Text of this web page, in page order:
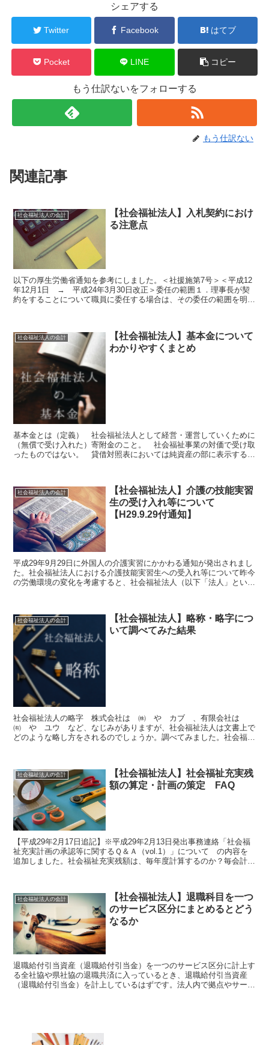
シェアする
Twitter Facebook はてブ
Pocket LINE コピー
もう仕訳ないをフォローする
もう仕訳ない
関連記事
社会福祉法人の会計
【社会福祉法人】入札契約におけ
る注意点
以下の厚生労働省通知を参考にしました。＜社援施第7号＞＜平成12
年12月1日 → 平成24年3月30日改正＞委任の範囲１．理事長が契
約をすることについて職員に委任する場合は、その委任の範囲を明確
社会福祉法人の会計
【社会福祉法人】基本金について
わかりやすくまとめ
基本金とは（定義） 社会福祉法人として経営・運営していくために
（無償で受け入れた）寄附金のこと。 社会福祉事業の対価で受け取
ったものではない。 貸借対照表においては純資産の部に表示する。
社会福祉法人の会計
【社会福祉法人】介護の技能実習
生の受け入れ等について
【H29.9.29付通知】
平成29年9月29日に外国人の介護実習にかかわる通知が発出されまし
た。社会福祉法人における介護技能実習生への受入れ等について昨今
の労働環境の変化を考慮すると、社会福祉法人（以下「法人」とい
社会福祉法人の会計
【社会福祉法人】略称・略字につ
いて調べてみた結果
社会福祉法人の略字 株式会社は ㈱ や カブ 、有限会社は
㈲ や ユウ など、なじみがありますが、社会福祉法人は文書上で
どのような略し方をされるのでしょうか。調べてみました。社会福祉
社会福祉法人の会計
【社会福祉法人】社会福祉充実残
額の算定・計画の策定 FAQ
【平成29年2月17日追記】※平成29年2月13日発出事務連絡「社会福
祉充実計画の承認等に関するＱ＆Ａ（vol.1）」について の内容を
追加しました。社会福祉充実残額は、毎年度計算するのか？毎会計年
社会福祉法人の会計
【社会福祉法人】退職科目を一つ
のサービス区分にまとめるとどう
なるか
退職給付引当資産（退職給付引当金）を一つのサービス区分に計上す
る全社協や県社協の退職共済に入っているとき、退職給付引当資産
（退職給付引当金）を計上しているはずです。法人内で拠点やサービ